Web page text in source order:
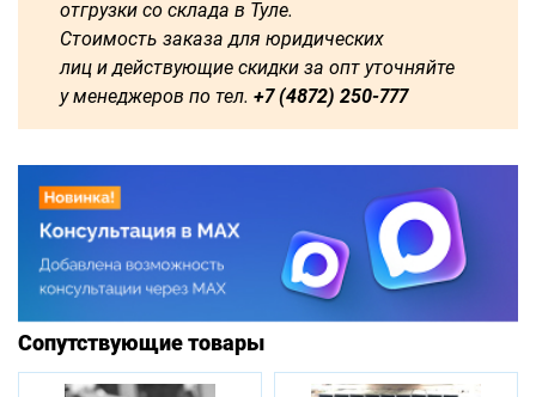
отгрузки со склада в Туле.
Стоимость заказа для юридических
лиц и действующие скидки за опт уточняйте
у менеджеров по тел. +7 (4872) 250-777
3000 3250 3500 3750
4500
6000 1750 500
Сопутствующие товары